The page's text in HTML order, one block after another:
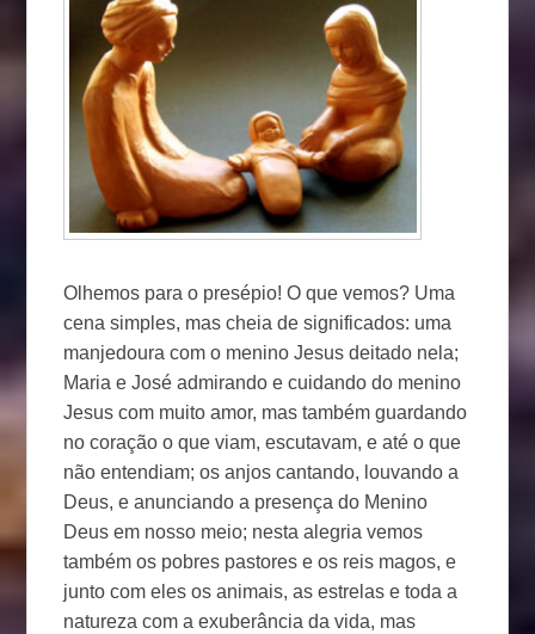
Olhemos para o presépio! O que vemos? Uma
cena simples, mas cheia de significados: uma
manjedoura com o menino Jesus deitado nela;
Maria e José admirando e cuidando do menino
Jesus com muito amor, mas também guardando
no coração o que viam, escutavam, e até o que
não entendiam; os anjos cantando, louvando a
Deus, e anunciando a presença do Menino
Deus em nosso meio; nesta alegria vemos
também os pobres pastores e os reis magos, e
junto com eles os animais, as estrelas e toda a
natureza com a exuberância da vida, mas